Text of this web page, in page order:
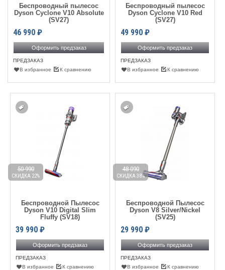
Беспроводный пылесос
Dyson Cyclone V10 Absolute
(SV27)
46 990 ₽
Оформить предзаказ
ПРЕДЗАКАЗ
В избранное
К сравнению
Беспроводный пылесос
Dyson Cyclone V10 Red
(SV27)
49 990 ₽
Оформить предзаказ
ПРЕДЗАКАЗ
В избранное
К сравнению
Беспроводной Пылесос
Dyson V10 Digital Slim
Fluffy (SV18)
39 990 ₽
50 990
СКИДКА 22%
Оформить предзаказ
ПРЕДЗАКАЗ
В избранное
К сравнению
Беспроводной Пылесос
Dyson V8 Silver/Nickel
(SV25)
29 990 ₽
48 090
СКИДКА 38%
Оформить предзаказ
ПРЕДЗАКАЗ
В избранное
К сравнению